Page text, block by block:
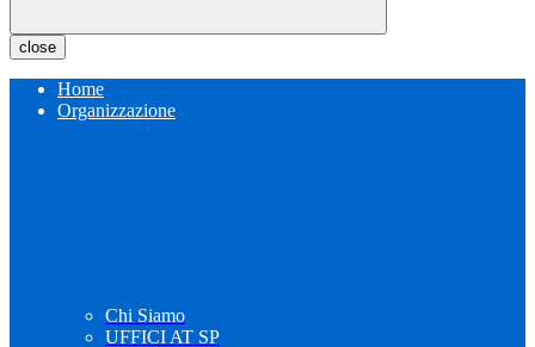
close
Home
Organizzazione
Chi Siamo
UFFICI AT SP